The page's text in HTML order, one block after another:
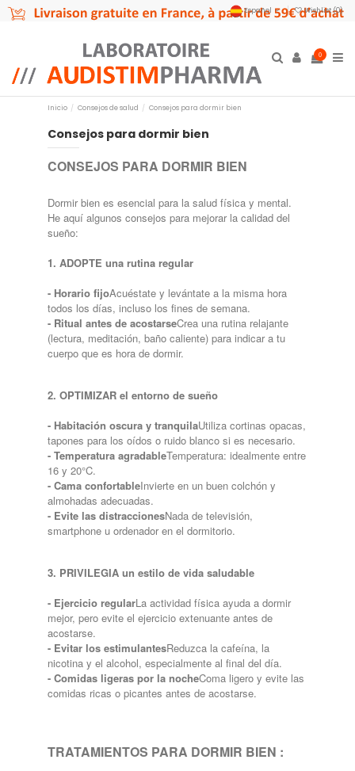
Español Wishlist (0)
0
Inicio Consejos de salud Consejos para dormir bien
Consejos para dormir bien
CONSEJOS PARA DORMIR BIEN
Dormir bien es esencial para la salud física y mental.
He aquí algunos consejos para mejorar la calidad del
sueño:
1. ADOPTE una rutina regular
- Horario fijoAcuéstate y levántate a la misma hora
todos los días, incluso los fines de semana.
- Ritual antes de acostarseCrea una rutina relajante
(lectura, meditación, baño caliente) para indicar a tu
cuerpo que es hora de dormir.
2. OPTIMIZAR el entorno de sueño
- Habitación oscura y tranquilaUtiliza cortinas opacas,
tapones para los oídos o ruido blanco si es necesario.
- Temperatura agradableTemperatura: idealmente entre
16 y 20°C.
- Cama confortableInvierte en un buen colchón y
almohadas adecuadas.
- Evite las distraccionesNada de televisión,
smartphone u ordenador en el dormitorio.
3. PRIVILEGIA un estilo de vida saludable
- Ejercicio regularLa actividad física ayuda a dormir
mejor, pero evite el ejercicio extenuante antes de
acostarse.
- Evitar los estimulantesReduzca la cafeína, la
nicotina y el alcohol, especialmente al final del día.
- Comidas ligeras por la nocheComa ligero y evite las
comidas ricas o picantes antes de acostarse.
TRATAMIENTOS PARA DORMIR BIEN :